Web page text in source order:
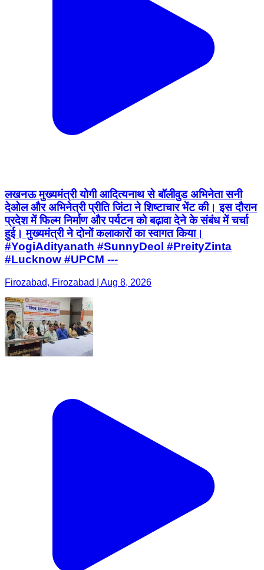
लखनऊ मुख्यमंत्री योगी आदित्यनाथ से बॉलीवुड अभिनेता सनी
देओल और अभिनेत्री प्रीति जिंटा ने शिष्टाचार भेंट की। इस दौरान
प्रदेश में फिल्म निर्माण और पर्यटन को बढ़ावा देने के संबंध में चर्चा
हुई। मुख्यमंत्री ने दोनों कलाकारों का स्वागत किया।
#YogiAdityanath #SunnyDeol #PreityZinta
#Lucknow #UPCM ---
Firozabad, Firozabad | Aug 8, 2026